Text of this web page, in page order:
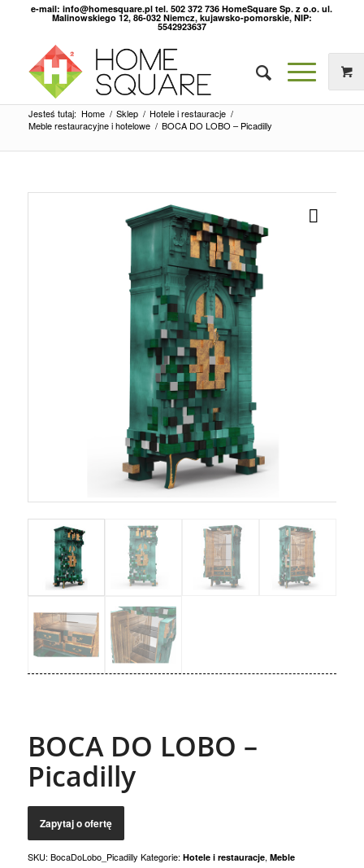
e-mail: info@homesquare.pl tel. 502 372 736 HomeSquare Sp. z o.o. ul.
Malinowskiego 12, 86-032 Niemcz, kujawsko-pomorskie, NIP:
5542923637
Jesteś tutaj: Home / Sklep / Hotele i restauracje /
Meble restauracyjne i hotelowe / BOCA DO LOBO – Picadilly
BOCA DO LOBO –
Picadilly
SKU: BocaDoLobo_Picadilly Kategorie: Hotele i restauracje, Meble